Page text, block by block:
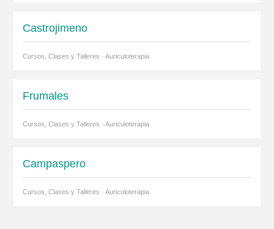
Castrojimeno
Cursos, Clases y Talleres · Auriculoterapia
Frumales
Cursos, Clases y Talleres · Auriculoterapia
Campaspero
Cursos, Clases y Talleres · Auriculoterapia